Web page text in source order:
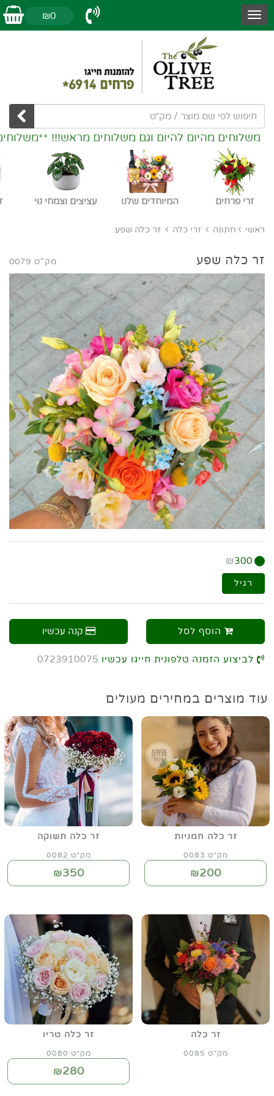
₪0
משלוחים מהיום להיום וגם משלוחים מראש!!!
זרי פרחים המיוחדים שלנו עציצים וצמחי נוי
ראשי חתונה זרי כלה זר כלה שפע
זר כלה שפע מק"ט 0079
₪300
רגיל
הוסף לסל קנה עכשיו
לביצוע הזמנה טלפונית חייגו עכשיו 0723910075
עוד מוצרים במחירים מעולים
זר כלה חמניות
מק"ט 0083
₪200
זר כלה תשוקה
מק"ט 0082
₪350
זר כלה
מק"ט 0085
זר כלה טריו
מק"ט 0080
₪280